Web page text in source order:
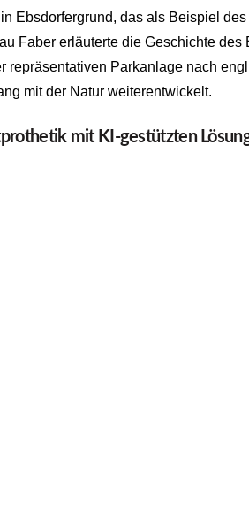
Ebsdorfergrund, das als Beispiel
Faber erläuterte die Geschichte
repräsentativen Parkanlage nach
mit der Natur weiterentwickelt.
mit KI-gestützten